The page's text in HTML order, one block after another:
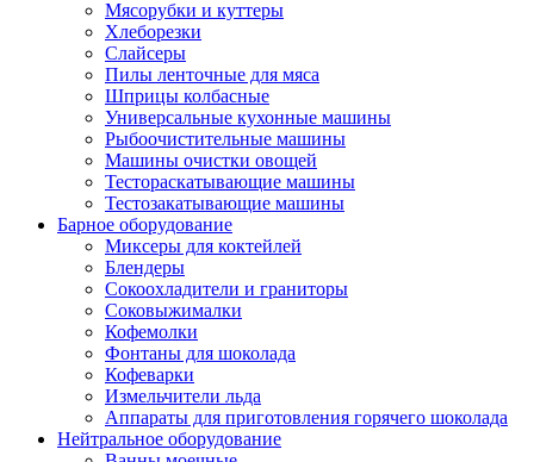
Мясорубки и куттеры
Хлеборезки
Слайсеры
Пилы ленточные для мяса
Шприцы колбасные
Универсальные кухонные машины
Рыбоочистительные машины
Машины очистки овощей
Тестораскатывающие машины
Тестозакатывающие машины
Барное оборудование
Миксеры для коктейлей
Блендеры
Сокоохладители и граниторы
Соковыжималки
Кофемолки
Фонтаны для шоколада
Кофеварки
Измельчители льда
Аппараты для приготовления горячего шоколада
Нейтральное оборудование